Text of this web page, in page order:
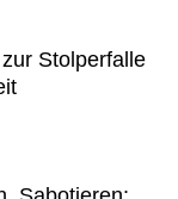
Stolperfalle